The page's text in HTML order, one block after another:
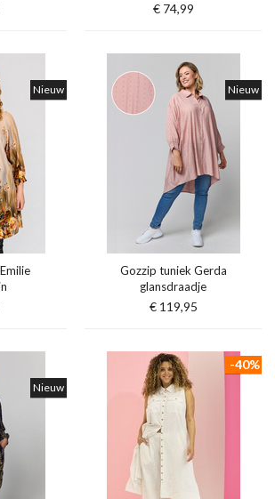
€ 74,99
Nieuw Nieuw
Gozzip tuniek Gerda
glansdraadje
€ 119,95
Nieuw
-40%